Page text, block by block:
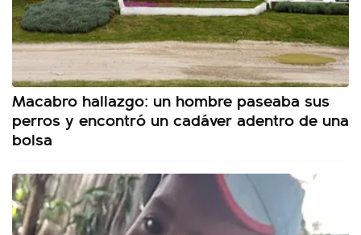
Macabro hallazgo: un hombre paseaba sus
perros y encontró un cadáver adentro de una
bolsa